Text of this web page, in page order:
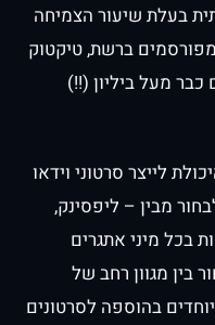
בעלת שיעור הצמיחה
ברשת, טיקטוק
מעל ביליון (!!)
לייצר סרטוני וידאו
לבחור מבין – ליפסינק,
בכל מיני אתגרים
בין מגוון רחב של
בהוספה לסרטונים